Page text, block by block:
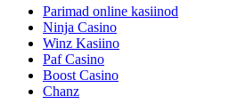
Parimad online kasiinod
Ninja Casino
Winz Kasiino
Paf Casino
Boost Casino
Chanz